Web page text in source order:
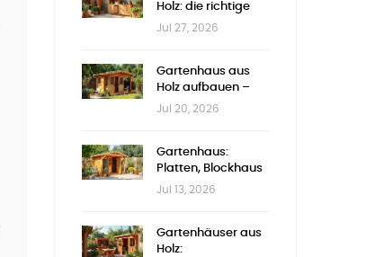
Holz: die richtige
Größe wählen
Jul 27, 2026
Gartenhaus aus
Holz aufbauen –
Schritt für Schritt
Jul 20, 2026
Gartenhaus:
Platten, Blockhaus
oder Nut-Feder
Jul 13, 2026
Gartenhäuser aus
Holz: